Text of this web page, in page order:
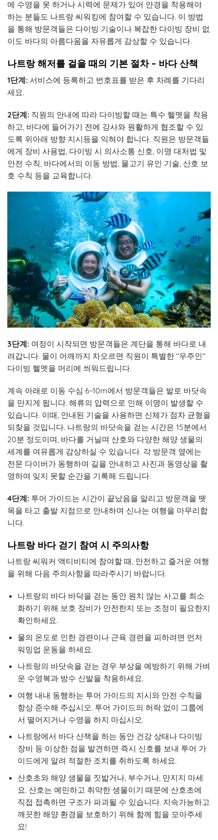
에 수영을 못 하거나 시력에 문제가 있어 안경을 착용해야
하는 분들도 나트랑 씨워킹에 참여할 수 있습니다. 이 방법
을 통해 방문객들은 다이빙 기술이나 복잡한 다이빙 장비 없
이도 바다의 아름다움을 자유롭게 감상할 수 있습니다.
나트랑 해저를 걸을 때의 기본 절차– 바다 산책
1단계: 서비스에 등록하고 번호표를 받은 후 차례를 기다리
세요.
2단계: 직원의 안내에 따라 다이빙할 때는 특수 헬멧을 착용
하고, 바다에 들어가기 전에 강사와 원활하게 협조할 수 있
도록 위아래 방향 지시등을 익혀야 합니다. 직원은 방문객들
에게 장비 사용법, 다이빙 시 의사소통 신호, 이명 대처법 및
안전 수칙, 바다에서의 이동 방법, 물고기 유인 기술, 산호 보
호 수칙 등을 교육합니다.
3단계: 여정이 시작되면 방문객들은 계단을 통해 바다로 내
려갑니다. 물이 어깨까지 차오르면 직원이 특별한 "우주인"
다이빙 헬멧을 머리에 씌워드립니다.
계속 아래로 이동 수심 6~10m에서 방문객들은 발로 바닷속
을 만지게 됩니다. 해류의 압력으로 인해 이명이 발생할 수
있습니다. 이때, 안내된 기술을 사용하면 신체가 점차 균형을
되찾을 것입니다. 나트랑의 바닷속을 걷는 시간은 15분에서
20분 정도이며, 바다를 거닐며 산호와 다양한 해양 생물의
세계를 여유롭게 감상하실 수 있습니다. 각 방문객 옆에는
전문 다이버가 동행하여 길을 안내하고 사진과 동영상을 촬
영하여 잊지 못할 순간을 기록해 드립니다.
4단계: 투어 가이드는 시간이 끝났음을 알리고 방문객을 뗏
목을 타고 출발 지점으로 안내하며 신나는 여행을 마무리합
니다.
나트랑 바다 걷기 참여 시 주의사항
나트랑 씨워커 액티비티에 참여할 때, 안전하고 즐거운 여행
을 위해 다음 주의사항을 따라주시기 바랍니다.
나트랑의 바다 바닥을 걷는 동안 원치 않는 사고를 최소
화하기 위해 보호 장비가 안전한지 또는 조정이 필요한지
확인하세요.
물의 온도로 인한 경련이나 근육 경련을 피하려면 먼저
워밍업 운동을 하세요.
나트랑의 바닷속을 걷는 경우 부상을 예방하기 위해 가벼
운 수영복과 방수 신발을 착용하세요.
여행 내내 동행하는 투어 가이드의 지시와 안전 수칙을
항상 준수해 주십시오. 투어 가이드의 허락 없이 그룹에
서 떨어지거나 수영을 하지 마십시오.
나트랑에서 바다 산책을 하는 동안 건강 상태나 다이빙
장비 등 이상한 점을 발견하면 즉시 신호를 보내 투어 가
이드에게 알려 적절한 조치를 취하도록 하세요.
산호초와 해양 생물을 짓밟거나, 부수거나, 만지지 마세
요. 산호는 예민하고 취약한 생물이기 때문에 산호초에
직접 접촉하면 구조가 파괴될 수 있습니다. 지속가능하고
깨끗한 해양 환경을 보호하기 위해 함께 힘을 모아주세
요!